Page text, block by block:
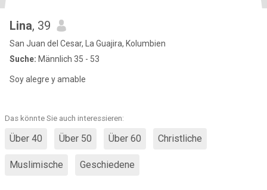
Lina, 39
San Juan del Cesar, La Guajira, Kolumbien
Suche: Männlich 35 - 53
Soy alegre y amable
Das könnte Sie auch interessieren:
Über 40 Über 50 Über 60 Christliche
Muslimische Geschiedene